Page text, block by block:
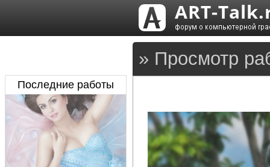
» Просмотр
Последние работы